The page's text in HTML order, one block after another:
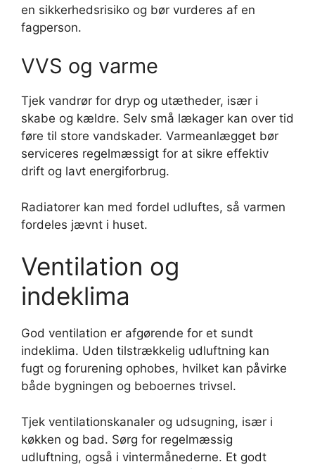
en sikkerhedsrisiko og bør vurderes af en
fagperson.
VVS og varme
Tjek vandrør for dryp og utætheder, især i
skabe og kældre. Selv små lækager kan over tid
føre til store vandskader. Varmeanlægget bør
serviceres regelmæssigt for at sikre effektiv
drift og lavt energiforbrug.
Radiatorer kan med fordel udluftes, så varmen
fordeles jævnt i huset.
Ventilation og
indeklima
God ventilation er afgørende for et sundt
indeklima. Uden tilstrækkelig udluftning kan
fugt og forurening ophobes, hvilket kan påvirke
både bygningen og beboernes trivsel.
Tjek ventilationskanaler og udsugning, især i
køkken og bad. Sørg for regelmæssig
udluftning, også i vintermånederne. Et godt